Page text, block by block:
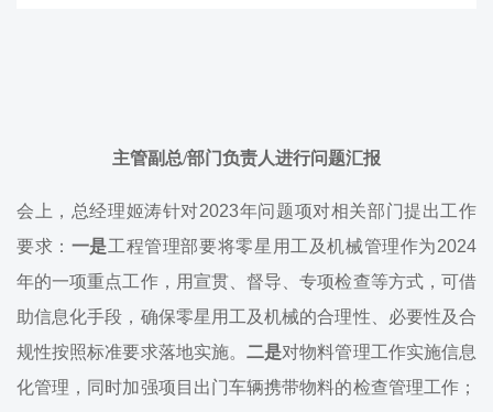
主管副总/部门负责人进行问题汇报
会上，总经理姬涛针对2023年问题项对相关部门提出工作
要求： 一是工程管理部要将零星用工及机械管理作为2024
年的一项重点工作，用宣贯、督导、专项检查等方式，可借
助信息化手段，确保零星用工及机械的合理性、必要性及合
规性按照标准要求落地实施。二是对物料管理工作实施信息
化管理，同时加强项目出门车辆携带物料的检查管理工作；